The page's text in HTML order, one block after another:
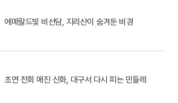
에메랄드빛 비선담, 지리산이 숨겨둔 비경
초연 전회 매진 신화, 대구서 다시 피는 민들레